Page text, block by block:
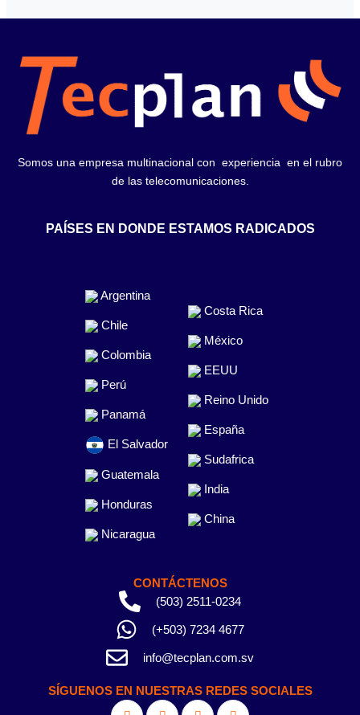
Somos una empresa multinacional con experiencia en el rubro
de las telecomunicaciones.
PAÍSES EN DONDE ESTAMOS RADICADOS
Argentina
Chile
Colombia
Perú
Panamá
El Salvador
Guatemala
Honduras
Nicaragua
Costa Rica
México
EEUU
Reino Unido
España
Sudafrica
India
China
CONTÁCTENOS
(503) 2511-0234
(+503) 7234 4677
info@tecplan.com.sv
SÍGUENOS EN NUESTRAS REDES SOCIALES